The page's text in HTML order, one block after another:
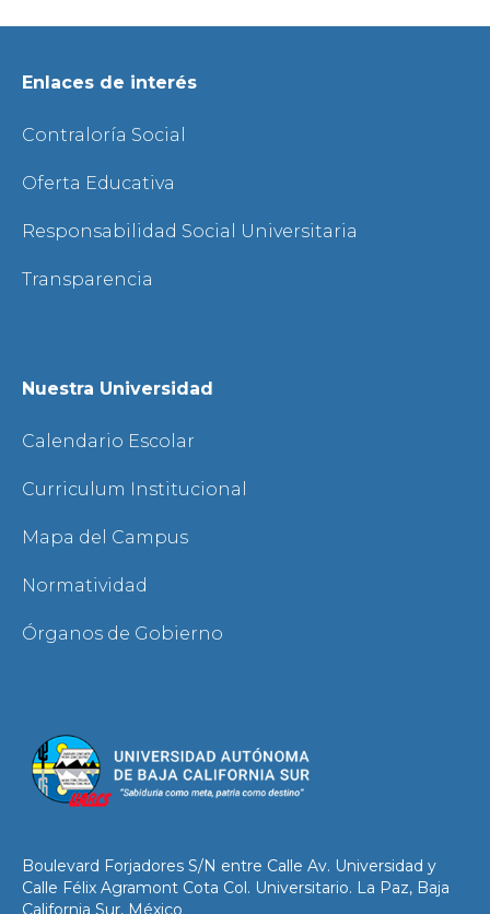
Enlaces de interés
Contraloría Social
Oferta Educativa
Responsabilidad Social Universitaria
Transparencia
Nuestra Universidad
Calendario Escolar
Curriculum Institucional
Mapa del Campus
Normatividad
Órganos de Gobierno
Boulevard Forjadores S/N entre Calle Av. Universidad y
Calle Félix Agramont Cota Col. Universitario. La Paz, Baja
California Sur, México